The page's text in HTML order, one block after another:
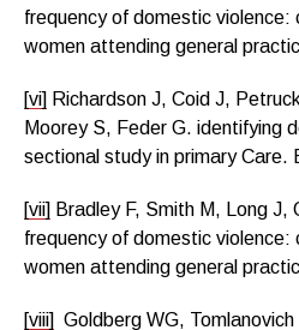
frequency of domestic violence:
women attending general
[vi] Richardson J, Coid J,
Moorey S, Feder G. identifying
sectional study in primary Care.
[vii] Bradley F, Smith M, Long J,
frequency of domestic violence:
women attending general
[viii] Goldberg WG,